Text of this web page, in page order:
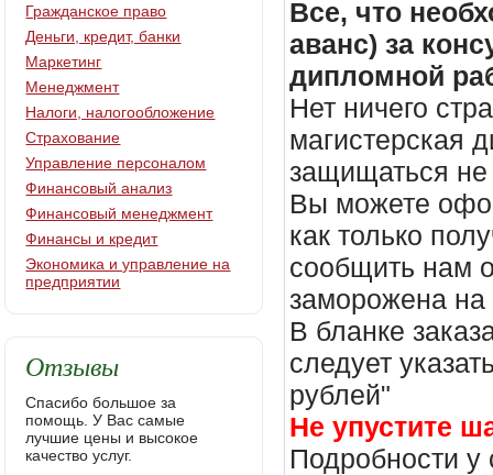
Все, что
аванс) за
дипломной
Нет ничего
магистерская
защищаться не
Вы можете
как только
сообщить нам
заморожена
В бланке
следует
рублей"
Не упустите
Подробности
Гражданское право
Деньги, кредит, банки
Маркетинг
Менеджмент
Налоги, налогообложение
Страхование
Управление персоналом
Финансовый анализ
Финансовый менеджмент
Финансы и кредит
Экономика и управление на
предприятии
Отзывы
Спасибо большое за
помощь. У Вас самые
лучшие цены и высокое
качество услуг.